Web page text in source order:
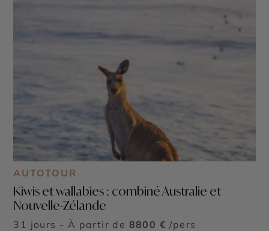
AUTOTOUR
Kiwis et wallabies : combiné Australie et
Nouvelle-Zélande
31 jours - À partir de 8800 € /pers